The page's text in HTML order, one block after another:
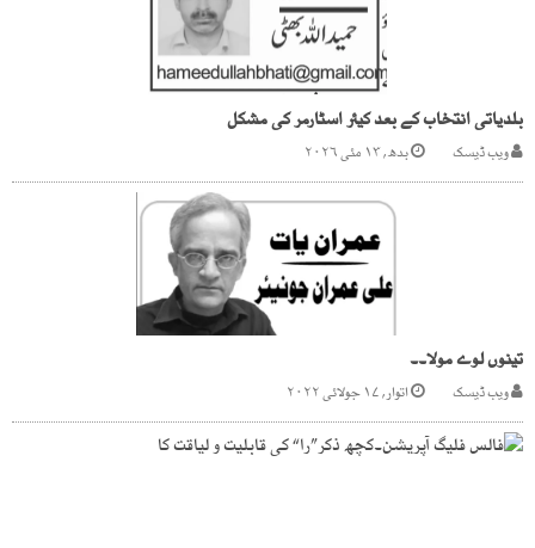
بلدیاتی انتخاب کے بعد کیئر اسٹارمر کی مشکل
ویب ڈیسک بدھ, ۱۳ مئی ۲۰۲۶
تینوں لوے مولا۔۔
ویب ڈیسک اتوار, ۱۷ جولائی ۲۰۲۲